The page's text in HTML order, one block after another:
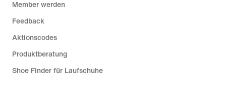
Member werden
Feedback
Aktionscodes
Produktberatung
Shoe Finder für Laufschuhe